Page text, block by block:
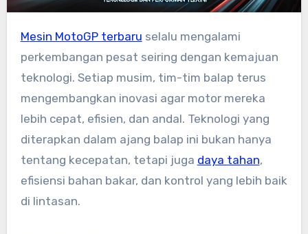
Mesin MotoGP terbaru selalu mengalami
perkembangan pesat seiring dengan kemajuan
teknologi. Setiap musim, tim-tim balap terus
mengembangkan inovasi agar motor mereka
lebih cepat, efisien, dan andal. Teknologi yang
diterapkan dalam ajang balap ini bukan hanya
tentang kecepatan, tetapi juga daya tahan,
efisiensi bahan bakar, dan kontrol yang lebih baik
di lintasan.